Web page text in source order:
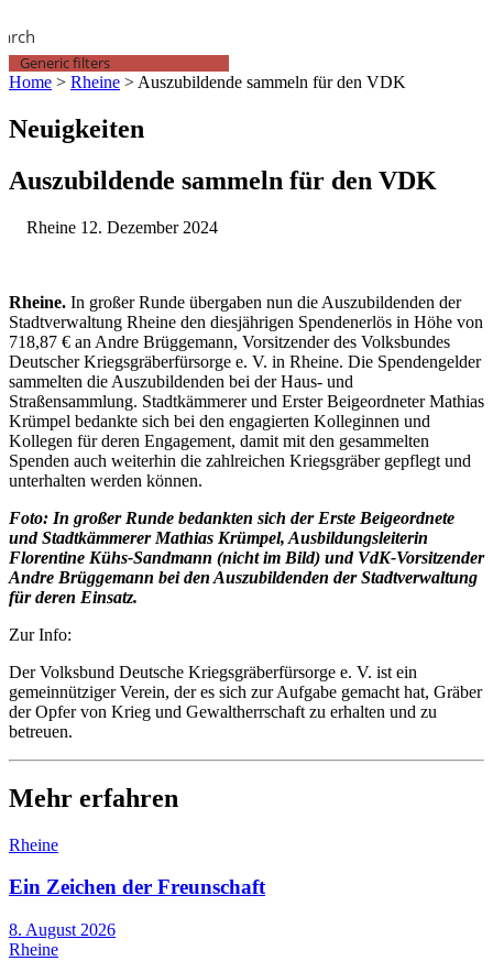
Generic filters
Home > Rheine > Auszubildende sammeln für den VDK
Neuigkeiten
Auszubildende sammeln für den VDK
Rheine 12. Dezember 2024
Rheine. In großer Runde übergaben nun die Auszubildenden der
Stadtverwaltung Rheine den diesjährigen Spendenerlös in Höhe von
718,87 € an Andre Brüggemann, Vorsitzender des Volksbundes
Deutscher Kriegsgräberfürsorge e. V. in Rheine. Die Spendengelder
sammelten die Auszubildenden bei der Haus- und
Straßensammlung. Stadtkämmerer und Erster Beigeordneter Mathias
Krümpel bedankte sich bei den engagierten Kolleginnen und
Kollegen für deren Engagement, damit mit den gesammelten
Spenden auch weiterhin die zahlreichen Kriegsgräber gepflegt und
unterhalten werden können.
Foto: In großer Runde bedankten sich der Erste Beigeordnete
und Stadtkämmerer Mathias Krümpel, Ausbildungsleiterin
Florentine Kühs-Sandmann (nicht im Bild) und VdK-Vorsitzender
Andre Brüggemann bei den Auszubildenden der Stadtverwaltung
für deren Einsatz.
Zur Info:
Der Volksbund Deutsche Kriegsgräberfürsorge e. V. ist ein
gemeinnütziger Verein, der es sich zur Aufgabe gemacht hat, Gräber
der Opfer von Krieg und Gewaltherrschaft zu erhalten und zu
betreuen.
Mehr erfahren
Rheine
Ein Zeichen der Freunschaft
8. August 2026
Rheine